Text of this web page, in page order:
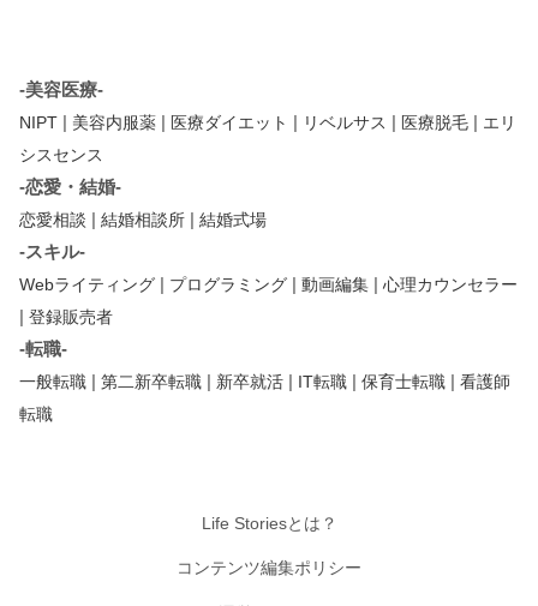
-美容医療-
NIPT | 美容内服薬 | 医療ダイエット | リベルサス | 医療脱毛 | エリ
シスセンス
-恋愛・結婚-
恋愛相談 | 結婚相談所 | 結婚式場
-スキル-
Webライティング | プログラミング | 動画編集 | 心理カウンセラー
| 登録販売者
-転職-
一般転職 | 第二新卒転職 | 新卒就活 | IT転職 | 保育士転職 | 看護師
転職
Life Storiesとは？
コンテンツ編集ポリシー